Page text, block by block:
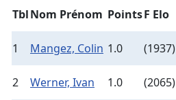
TblNom Prénom PointsF Elo
1 Mangez, Colin 1.0 (1937)
2 Werner, Ivan 1.0 (2065)